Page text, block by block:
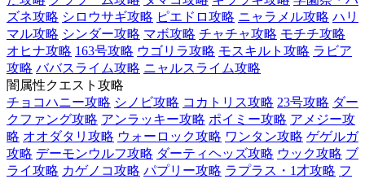
ズネ攻略 シロウサギ攻略 ピエドロ攻略 ニャラメル攻略 ハリ
マル攻略 シンダー攻略 マボ攻略 チャチャ攻略 モチチ攻略
オヒナ攻略 163号攻略 ウゴリラ攻略 モスキルト攻略 ラビア
攻略 ババスライム攻略 ニャルスライム攻略
闇属性クエスト攻略
チョコハニー攻略 シノビ攻略 コカトリス攻略 23号攻略 ダー
クファング攻略 アンラッキー攻略 ポイミー攻略 アメジー攻
略 オオダタリ攻略 ウォーロック攻略 ワンタン攻略 ゲゲルガ
攻略 デーモンウルフ攻略 ダーティヘッズ攻略 ウック攻略 ブ
ライ攻略 カゲノコ攻略 パプリー攻略 ラプラス・1才攻略 フ